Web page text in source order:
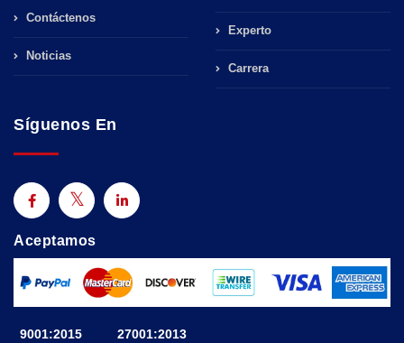
Contáctenos
Noticias
Experto
Carrera
Síguenos En
Aceptamos
9001:2015 27001:2013